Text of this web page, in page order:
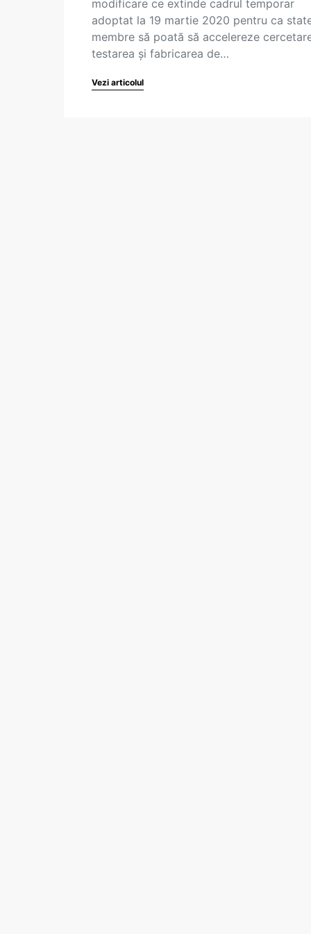
modificare ce extinde cadrul temporar
adoptat la 19 martie 2020 pentru ca
membre să poată să accelereze
testarea și fabricarea de…
Vezi articolul